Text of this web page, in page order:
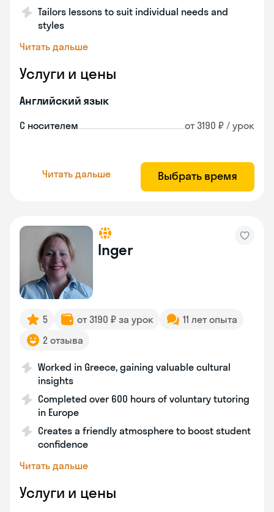
Tailors lessons to suit individual needs and
styles
Читать дальше
Услуги и цены
Английский язык
С носителем от 3190 ₽ / урок
Читать дальше Выбрать время
Inger
5 от 3190 ₽ за урок
11 лет опыта
2 отзыва
Worked in Greece, gaining valuable cultural
insights
Completed over 600 hours of voluntary tutoring
in Europe
Creates a friendly atmosphere to boost student
confidence
Читать дальше
Услуги и цены